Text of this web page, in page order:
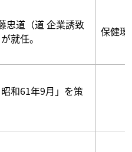
忠道（道 企業誘致
就任。
保健環
和61年9月」を策